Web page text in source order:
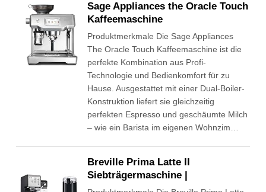
Sage Appliances the Oracle Touch
Kaffeemaschine
Produktmerkmale Die Sage Appliances
The Oracle Touch Kaffeemaschine ist die
perfekte Kombination aus Profi-
Technologie und Bedienkomfort für zu
Hause. Ausgestattet mit einer Dual-Boiler-
Konstruktion liefert sie gleichzeitig
perfekten Espresso und geschäumte Milch
– wie ein Barista im eigenen Wohnzim…
Breville Prima Latte II
Siebträgermaschine |